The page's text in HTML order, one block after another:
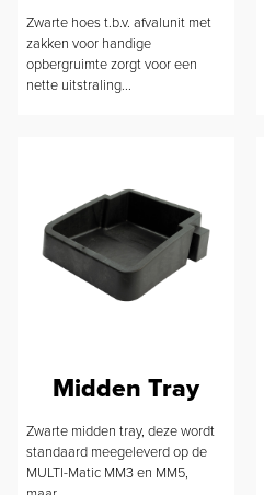
Zwarte hoes t.b.v. afvalunit met
zakken voor handige
opbergruimte zorgt voor een
nette uitstraling...
Midden Tray
Zwarte midden tray, deze wordt
standaard meegeleverd op de
MULTI-Matic MM3 en MM5,